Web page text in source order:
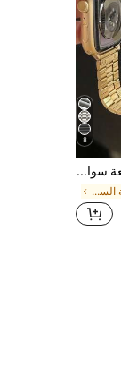
8
Huastonband 1 قطعة سوار ساعة معدني من الفولاذ المقاوم للصدأ مغناطيسي، متوافق مع ساعة آبل 38 مم/40 مم/41 مم/42 مم/44 مم/45 مم/49 مم/46 مم، مناسب لسلسلة Ultra/SE/S10/S9/8/7/6/5/4/3. مريح للارتداء، مناسب لجميع الفصول. إكسسوار سوار ساعة ذكية، إكسسوار نسائي للشاطئ الصيفي، الحفلات، عيد الأم، موسم التخرج، هدية العودة إلى المدرسة للطلاب والزملاء
في ذهب عصابة الساعة الذكية